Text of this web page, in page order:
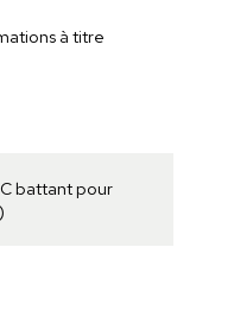
à titre
battant pour